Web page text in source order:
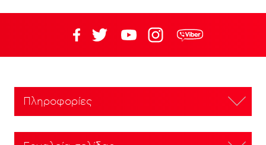
Πληροφορίες